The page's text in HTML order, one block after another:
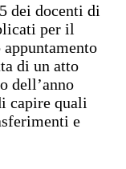
dei docenti di
per il
di un atto
dell’anno
capire quali
e